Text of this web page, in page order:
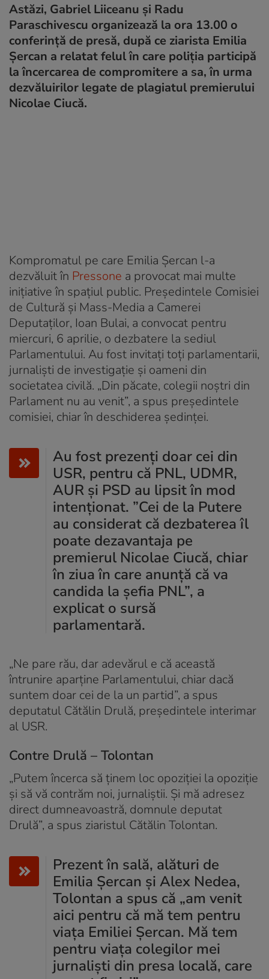
Astăzi, Gabriel Liiceanu și Radu
Paraschivescu organizează la ora 13.00 o
conferință de presă, după ce ziarista Emilia
Șercan a relatat felul în care poliția participă
la încercarea de compromitere a sa, în urma
dezvăluirilor legate de plagiatul premierului
Nicolae Ciucă.
Kompromatul pe care Emilia Șercan l-a
dezvăluit în Pressone a provocat mai multe
inițiative în spațiul public. Președintele Comisiei
de Cultură și Mass-Media a Camerei
Deputaților, Ioan Bulai, a convocat pentru
miercuri, 6 aprilie, o dezbatere la sediul
Parlamentului. Au fost invitați toți parlamentarii,
jurnaliști de investigație și oameni din
societatea civilă. „Din păcate, colegii noștri din
Parlament nu au venit”, a spus președintele
comisiei, chiar în deschiderea ședinței.
Au fost prezenți doar cei din
USR, pentru că PNL, UDMR,
AUR și PSD au lipsit în mod
intenționat. ”Cei de la Putere
au considerat că dezbaterea îl
poate dezavantaja pe
premierul Nicolae Ciucă, chiar
în ziua în care anunță că va
candida la șefia PNL”, a
explicat o sursă
parlamentară.
„Ne pare rău, dar adevărul e că această
întrunire aparține Parlamentului, chiar dacă
suntem doar cei de la un partid”, a spus
deputatul Cătălin Drulă, președintele interimar
al USR.
Contre Drulă – Tolontan
„Putem încerca să ținem loc opoziției la opoziție
și să vă contrăm noi, jurnaliștii. Și mă adresez
direct dumneavoastră, domnule deputat
Drulă”, a spus ziaristul Cătălin Tolontan.
Prezent în sală, alături de
Emilia Șercan și Alex Nedea,
Tolontan a spus că „am venit
aici pentru că mă tem pentru
viața Emiliei Șercan. Mă tem
pentru viața colegilor mei
jurnaliști din presa locală, care